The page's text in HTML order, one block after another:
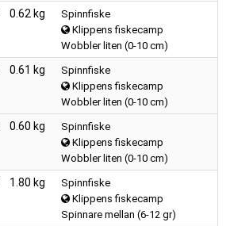
0.62 kg
Spinnfiske
Klippens fiskecamp
Wobbler liten (0-10 cm)
0.61 kg
Spinnfiske
Klippens fiskecamp
Wobbler liten (0-10 cm)
0.60 kg
Spinnfiske
Klippens fiskecamp
Wobbler liten (0-10 cm)
1.80 kg
Spinnfiske
Klippens fiskecamp
Spinnare mellan (6-12 gr)